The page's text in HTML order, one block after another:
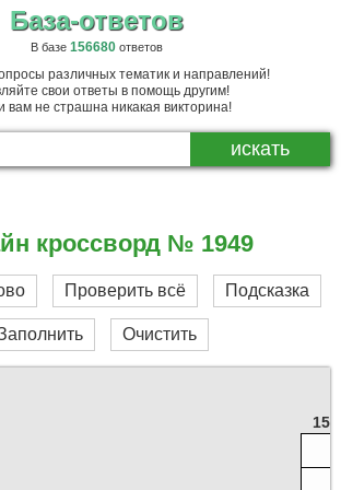
База-ответов
В базе 156680ответов
различных тематик и направлений!
свои ответы в помощь другим!
вам не страшна никакая викторина!
кроссворд № 1949
Проверить всё Подсказка
Очистить
15